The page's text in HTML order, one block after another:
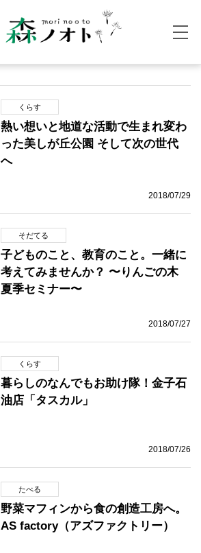
くらす
熱い想いと地道な活動で生まれ変わ
った美しが丘公園 そして次の世代
へ
2018/07/29
そだてる
子どものこと、教育のこと。一緒に
考えてみませんか？ 〜りんごの木
夏季セミナー〜
2018/07/27
くらす
暮らしのなんでもお助け隊！金子石
油店「タスカル」
2018/07/26
たべる
野菜マフィンから食の創造工房へ。
AS factory（アズファクトリー）